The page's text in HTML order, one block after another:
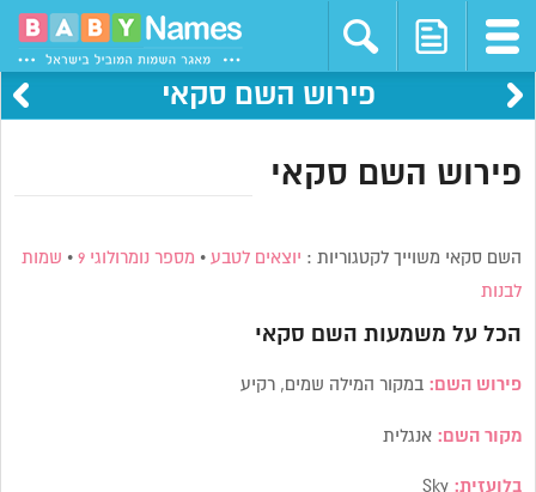
פירוש השם סקאי
פירוש השם סקאי
השם סקאי משוייך לקטגוריות : יוצאים לטבע • מספר נומרולוגי 9 • שמות
לבנות
הכל על משמעות השם סקאי
פירוש השם: במקור המילה שמים, רקיע
מקור השם: אנגלית
בלועזית:Sky